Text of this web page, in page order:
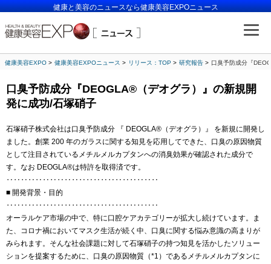
健康と美容のニュースなら健康美容EXPOニュース
健康美容EXPO 健康美容EXPOニュース リリース：TOP 研究報告 口臭予防成分『
口臭予防成分『DEOGLA®（デオグラ）』の新規開
発に成功/石塚硝子
石塚硝子株式会社は口臭予防成分 『 DEOGLA®（デオグラ）』 を新規に開発し
ました。創業 200 年のガラスに関する知見を応用してできた、口臭の原因物質
として注目されているメチルメルカプタンへの消臭効果が確認された成分で
す。なお DEOGLA®は特許を取得済です。
‥‥‥‥‥‥‥‥‥‥‥‥‥‥‥‥‥‥‥‥‥
■ 開発背景・目的
‥‥‥‥‥‥‥‥‥‥‥‥‥‥‥‥‥‥‥‥‥
オーラルケア市場の中で、特に口腔ケアカテゴリーが拡大し続けています。ま
た、コロナ禍においてマスク生活が続く中、口臭に関する悩み意識の高まりが
みられます。そんな社会課題に対して石塚硝子の持つ知見を活かしたソリュー
ションを提案するために、口臭の原因物質（*1）であるメチルメルカプタンに